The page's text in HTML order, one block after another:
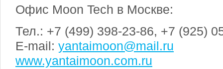
Офис Moon Tech в Москве:
Тел.: +7 (499) 398-23-86, +7 (925)
E-mail: yantaimoon@mail.ru
www.yantaimoon.com.ru